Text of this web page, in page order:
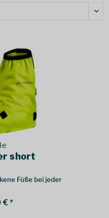
short
Füße bei jeder
€ *